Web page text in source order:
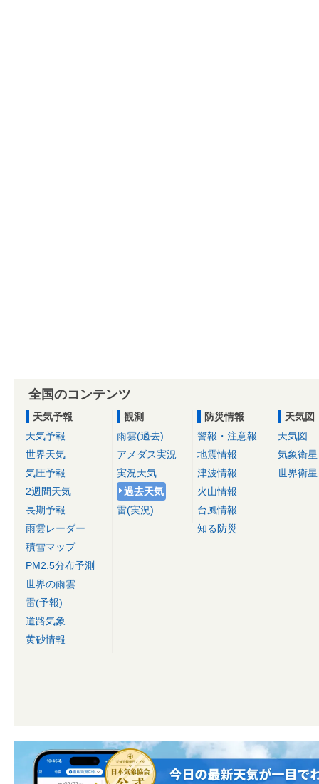
全国のコンテンツ
天気予報
天気予報
世界天気
気圧予報
2週間天気
長期予報
雨雲レーダー
積雪マップ
PM2.5分布予測
世界の雨雲
雷(予報)
道路気象
黄砂情報
観測
雨雲(過去)
アメダス実況
実況天気
過去天気
雷(実況)
防災情報
警報・注意報
地震情報
津波情報
火山情報
台風情報
知る防災
天気図
天気図
気象衛星
世界衛星